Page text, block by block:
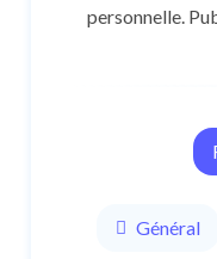
personnelle.
Général